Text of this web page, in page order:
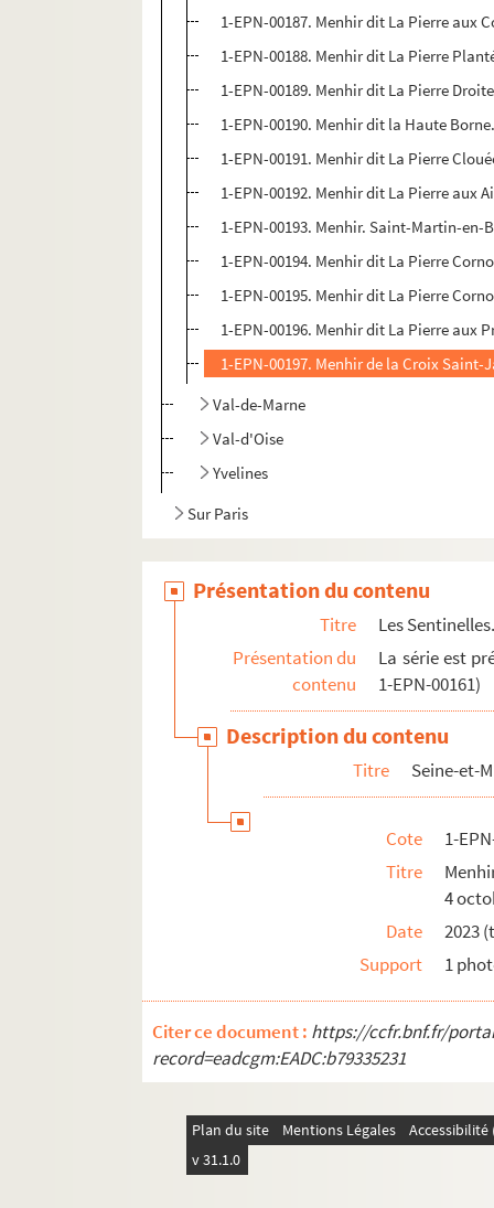
1-EPN-00187. Menhir dit La Pierre aux
1-EPN-00188. Menhir dit La Pierre
1-EPN-00189. Menhir dit La Pierre
1-EPN-00190. Menhir dit la Haute
1-EPN-00191. Menhir dit La Pierre
1-EPN-00192. Menhir dit La Pierre aux
1-EPN-00193. Menhir. Saint-Martin-en-
1-EPN-00194. Menhir dit La Pierre
1-EPN-00195. Menhir dit La Pierre
1-EPN-00196. Menhir dit La Pierre aux
1-EPN-00197. Menhir de la Croix
Val-de-Marne
Val-d'Oise
Yvelines
Sur Paris
Présentation du contenu
Titre
Les
Présentation du
contenu
La série est
1-EPN-00161)
Description du contenu
Titre Seine-et-
Cote
1-
Titre
4
Date
2023
Support
1
Citer ce document : https://ccfr.bnf.fr/
record=eadcgm:EADC:b79335231
Plan du site Mentions Légales
v 31.1.0